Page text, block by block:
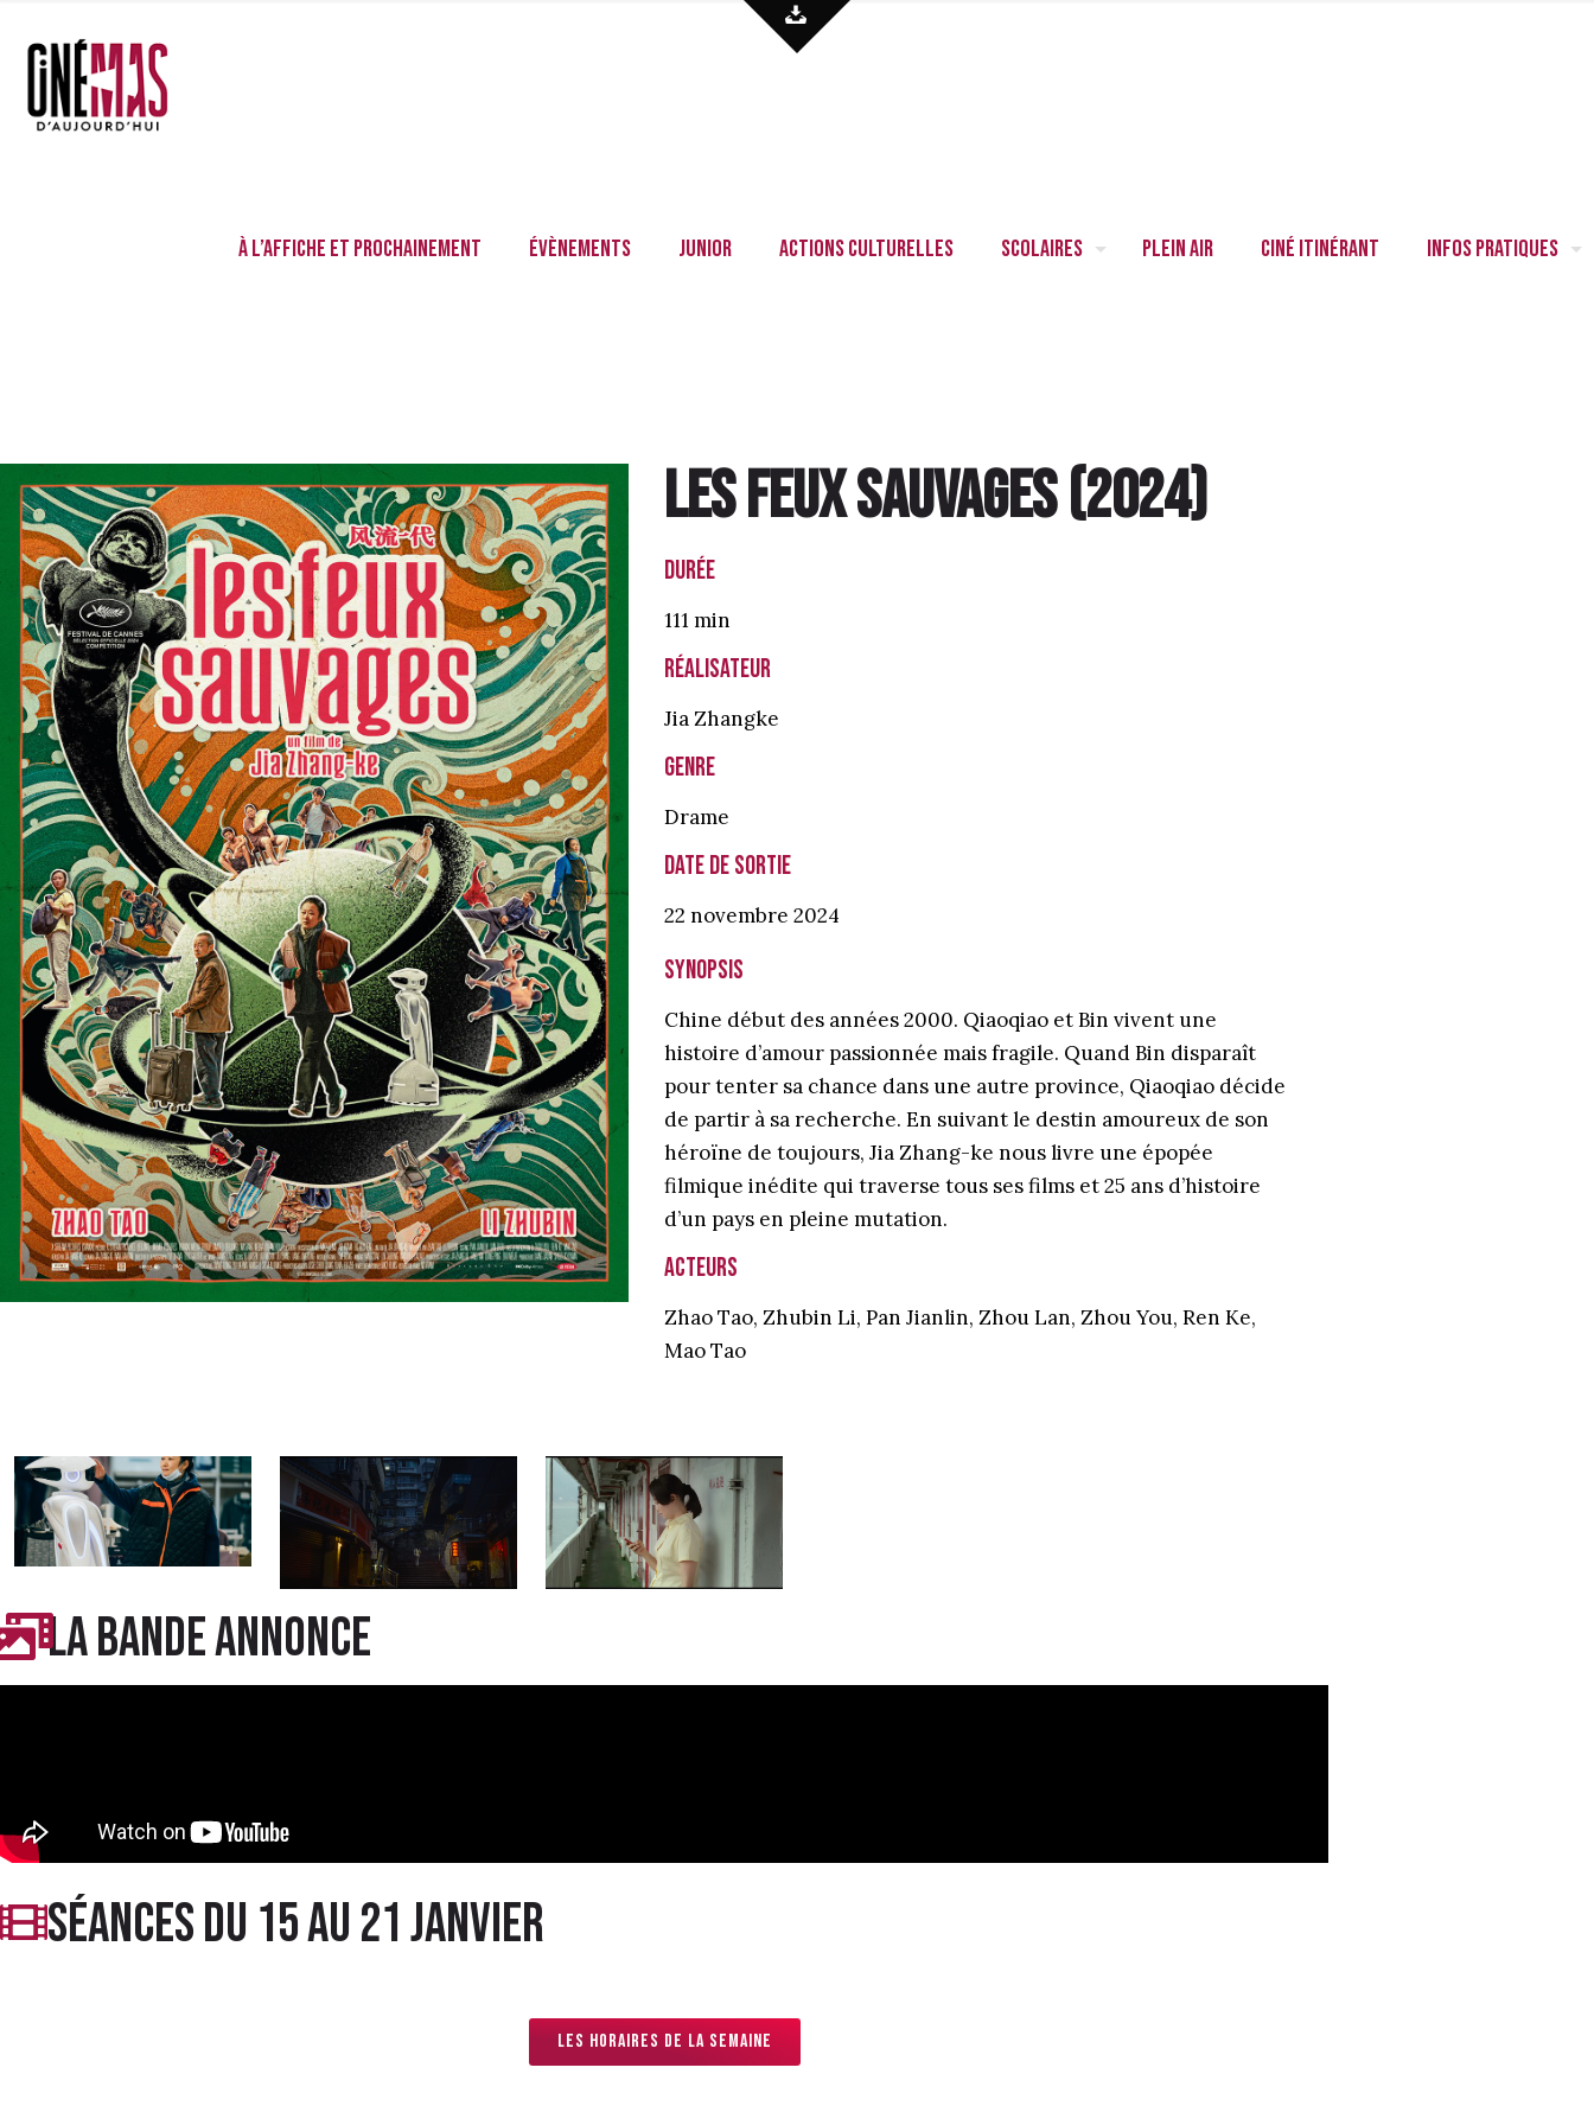
À l’affiche et prochainement Évènements Junior Actions culturelles Scolaires Plein air Ciné itinérant Infos pratiques
Les Feux sauvages(2024)
Durée
111 min
Réalisateur
Jia Zhangke
Genre
Drame
Date de sortie
22 novembre 2024
Synopsis
Chine début des années 2000. Qiaoqiao et Bin vivent une
histoire d’amour passionnée mais fragile. Quand Bin disparaît
pour tenter sa chance dans une autre province, Qiaoqiao décide
de partir à sa recherche. En suivant le destin amoureux de son
héroïne de toujours, Jia Zhang-ke nous livre une épopée
filmique inédite qui traverse tous ses films et 25 ans d’histoire
d’un pays en pleine mutation.
Acteurs
Zhao Tao, Zhubin Li, Pan Jianlin, Zhou Lan, Zhou You, Ren Ke,
Mao Tao
LA BANDE ANNONCE
séances du 15 au 21 janvier
les horaires de la semaine